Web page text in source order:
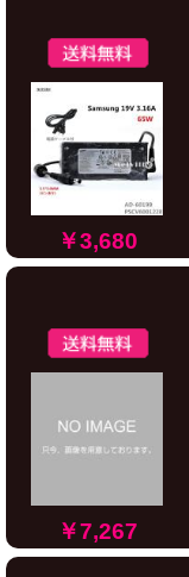
￥3,680
￥7,267